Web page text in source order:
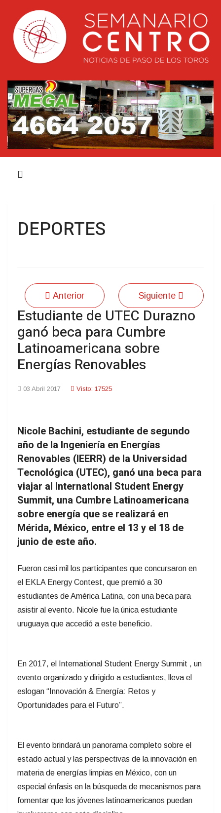
DEPORTES
Anterior Siguiente
Estudiante de UTEC Durazno
ganó beca para Cumbre
Latinoamericana sobre
Energías Renovables
03 Abril 2017 Visto: 17525
Nicole Bachini, estudiante de segundo
año de la Ingeniería en Energías
Renovables (IEERR) de la Universidad
Tecnológica (UTEC), ganó una beca para
viajar al International Student Energy
Summit, una Cumbre Latinoamericana
sobre energía que se realizará en
Mérida, México, entre el 13 y el 18 de
junio de este año.
Fueron casi mil los participantes que concursaron en
el EKLA Energy Contest, que premió a 30
estudiantes de América Latina, con una beca para
asistir al evento. Nicole fue la única estudiante
uruguaya que accedió a este beneficio.
En 2017, el International Student Energy Summit , un
evento organizado y dirigido a estudiantes, lleva el
eslogan “Innovación & Energía: Retos y
Oportunidades para el Futuro”.
El evento brindará un panorama completo sobre el
estado actual y las perspectivas de la innovación en
materia de energías limpias en México, con un
especial énfasis en la búsqueda de mecanismos para
fomentar que los jóvenes latinoamericanos puedan